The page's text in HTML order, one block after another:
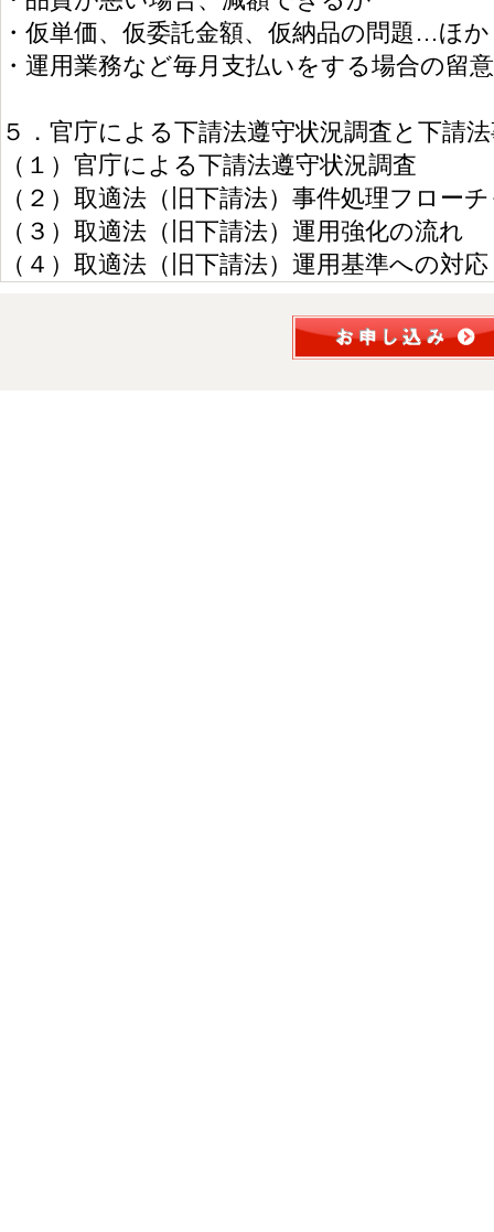
・仮単価、仮委託金額、仮納品の問題…ほか
・運用業務など毎月支払いをする場合の留
５．官庁による下請法遵守状況調査と下請
（１）官庁による下請法遵守状況調査
（２）取適法（旧下請法）事件処理フロー
（３）取適法（旧下請法）運用強化の流れ
（４）取適法（旧下請法）運用基準への対応